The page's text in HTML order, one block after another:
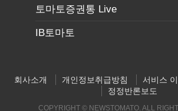
토마토증권통 Live
IB토마토
회사소개 개인정보취급방침 서비스
정정반론보도
COPYRIGHT © NEWSTOMATO. ALL